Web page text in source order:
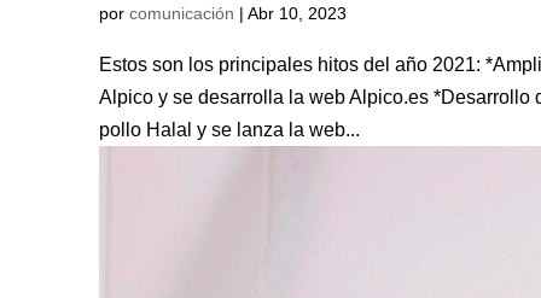
por comunicación | Abr 10, 2023
Estos son los principales hitos del año 2021:
Alpico y se desarrolla la web Alpico.es
pollo Halal y se lanza la web...